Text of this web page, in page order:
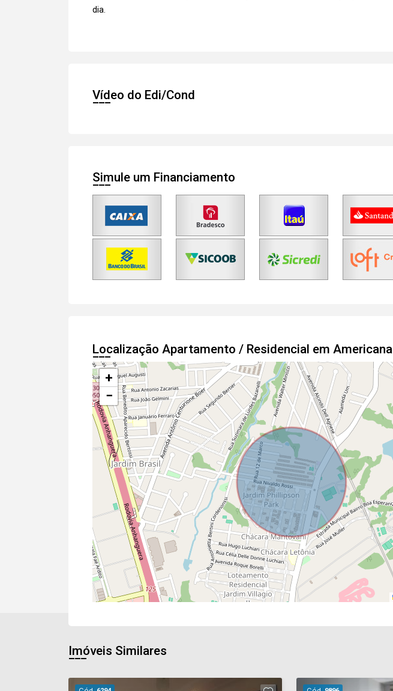
dia.
Vídeo do Edi/Cond
Simule um Financiamento
Localização Apartamento / Residencial em Americana
+
−
Imóveis Similares